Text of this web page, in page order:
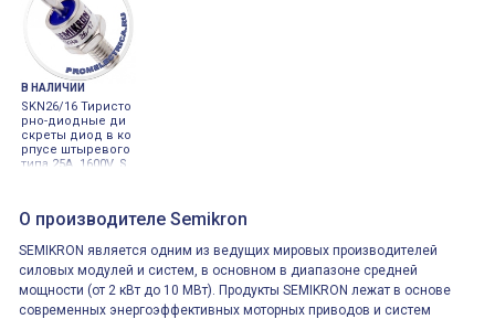
В НАЛИЧИИ
SKN26/16 Тиристо
рно-диодные ди
скреты диод в ко
рпусе штыревого
типа 25A 1600V, S
О производителе Semikron
SEMIKRON является одним из ведущих мировых производителей
силовых модулей и систем, в основном в диапазоне средней
мощности (от 2 кВт до 10 МВт). Продукты SEMIKRON лежат в основе
современных энергоэффективных моторных приводов и систем